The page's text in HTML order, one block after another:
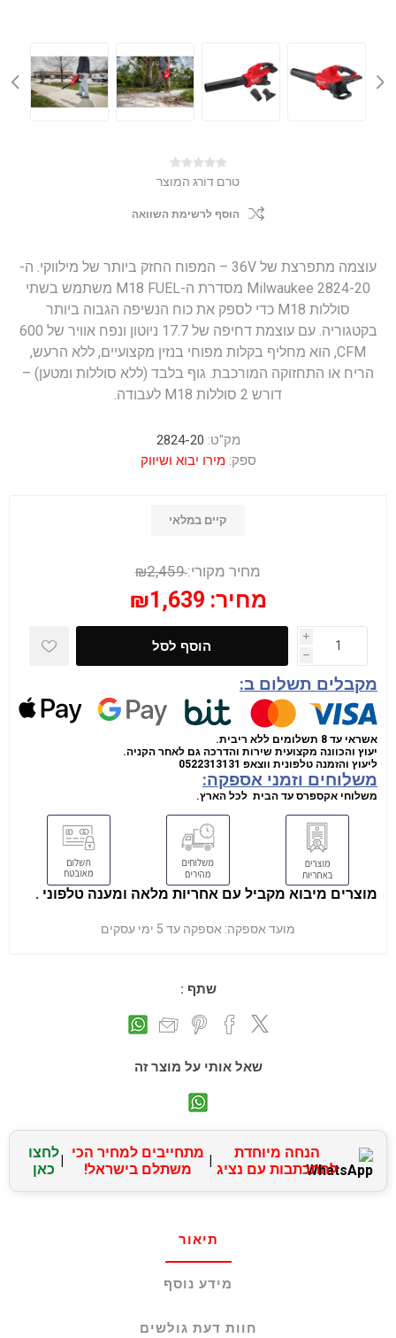
טרם דורג המוצר
הוסף לרשימת השוואה
עוצמה מתפרצת של 36V – המפוח החזק ביותר של מילווקי. ה-
Milwaukee 2824-20 מסדרת ה-M18 FUEL משתמש בשתי
סוללות M18 כדי לספק את כוח הנשיפה הגבוה ביותר
בקטגוריה. עם עוצמת דחיפה של 17.7 ניוטון ונפח אוויר של 600
CFM, הוא מחליף בקלות מפוחי בנזין מקצועיים, ללא הרעש,
הריח או התחזוקה המורכבת. גוף בלבד (ללא סוללות ומטען) –
דורש 2 סוללות M18 לעבודה.
מק"ט: 2824-20
ספק: מירו יבוא ושיווק
קיים במלאי
מחיר מקורי: ₪2,459
מחיר: ₪1,639
i
h
הוסף לסל
מקבלים תשלום ב:
אשראי עד 8 תשלומים ללא ריבית.
יעוץ והכוונה מקצועית שירות והדרכה גם לאחר הקניה.
ליעוץ והזמנה טלפונית ווצאפ 0522313131
משלוחים וזמני אספקה:
משלוחי אקספרס עד הבית לכל הארץ.
מוצרים מיבוא מקביל עם אחריות מלאה ומענה טלפוני .
מועד אספקה: אספקה עד 5 ימי עסקים
שתף :
שאל אותי על מוצר זה
הנחה מיוחדת
להתכתבות עם נציג
מתחייבים למחיר הכי
משתלם בישראל!
לחצו
כאן
תיאור
מידע נוסף
חוות דעת גולשים